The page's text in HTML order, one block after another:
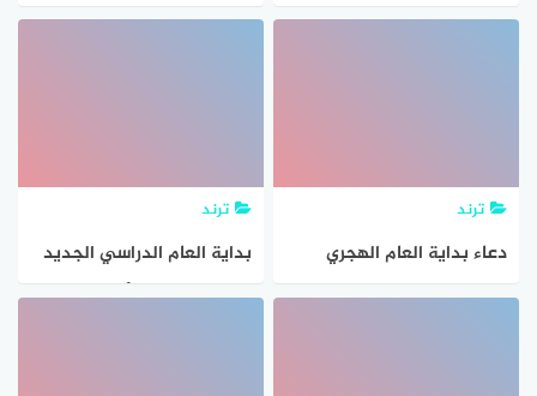
عمري
النظرية الذرية الحديثة
ترند
دعاء بداية العام الهجري
الجديد
ترند
بداية العام الدراسي الجديد
في السعودية وأهم القرارات